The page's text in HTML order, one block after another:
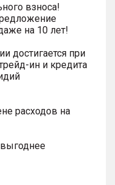
взноса!
на 10 лет!
достигается при
ин и кредита
расходов на